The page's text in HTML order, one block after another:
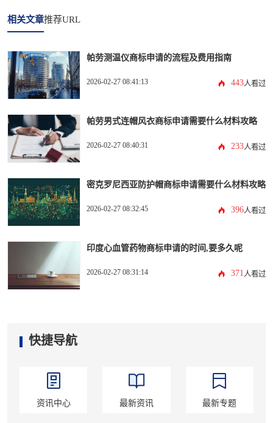
相关文章推荐URL
帕劳测温仪商标申请的流程及费用指南
2026-02-27 08:41:13 443人看过
帕劳男式连帽风衣商标申请需要什么材料攻略
2026-02-27 08:40:31 233人看过
密克罗尼西亚防护帽商标申请需要什么材料攻略
2026-02-27 08:32:45 396人看过
印度心血管药物商标申请的时间,要多久呢
2026-02-27 08:31:14 371人看过
快捷导航
资讯中心 最新资讯 最新专题